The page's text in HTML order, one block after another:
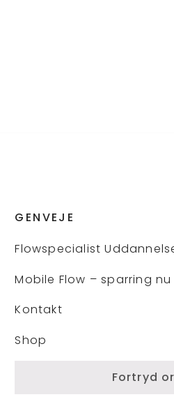
GENVEJE
Flowspecialist
Mobile Flow – sparring nu
Kontakt
Shop
Fortryd